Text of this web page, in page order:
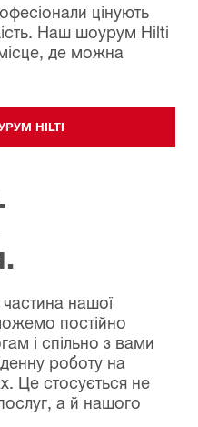
цінують
Наш шоурум Hilti
де можна
HILTI
нашої
постійно
і спільно з вами
роботу на
Це стосується не
а й нашого